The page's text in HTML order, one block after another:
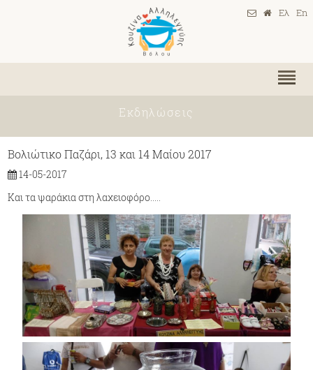
Ελ En
Εκδηλώσεις
Βολιώτικο Παζάρι, 13 και 14 Μαίου 2017
14-05-2017
Και τα ψαράκια στη λαχειοφόρο.....